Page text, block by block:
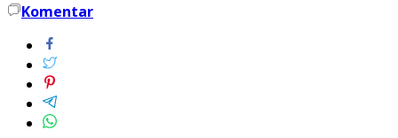
Komentar